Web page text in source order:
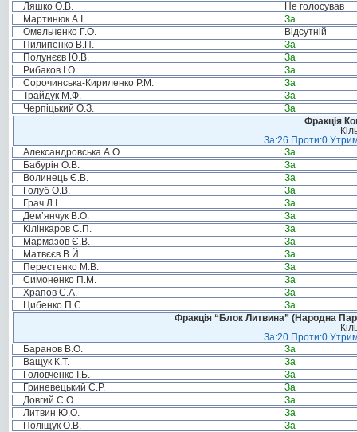
Ляшко О.В.
Не голосував
Мартинюк А.І.
За
Омельченко Г.О.
Відсутній
Пилипенко В.П.
За
Полунєєв Ю.В.
За
Рибаков І.О.
За
Сорочинська-Кириленко Р.М.
За
Трайдук М.Ф.
За
Черпіцький О.З.
За
Фракція
За:26 Проти:0
Александровська А.О.
За
Бабурін О.В.
За
Волинець Є.В.
За
Голуб О.В.
За
Грач Л.І.
За
Дем’янчук В.О.
За
Кілінкаров С.П.
За
Мармазов Є.В.
За
Матвєєв В.Й.
За
Перестенко М.В.
За
Симоненко П.М.
За
Храпов С.А.
За
Цибенко П.С.
За
Фракція “Блок Литвина” (Народна
За:20 Проти:0
Баранов В.О.
За
Ващук К.Т.
За
Головченко І.Б.
За
Гриневецький С.Р.
За
Довгий С.О.
За
Литвин Ю.О.
За
Поліщук О.В.
За